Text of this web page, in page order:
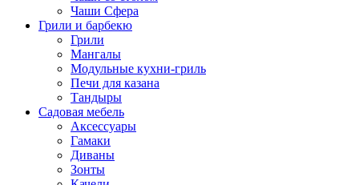
Чаши Сфера
Грили и барбекю
Грили
Мангалы
Модульные кухни-гриль
Печи для казана
Тандыры
Садовая мебель
Аксессуары
Гамаки
Диваны
Зонты